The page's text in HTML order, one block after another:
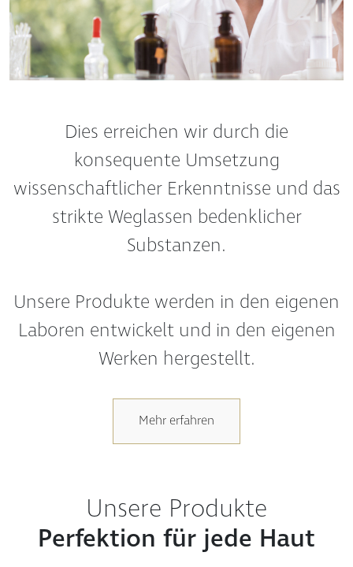
Dies erreichen wir durch die
konsequente Umsetzung
wissenschaftlicher Erkenntnisse und das
strikte Weglassen bedenklicher
Substanzen.
Unsere Produkte werden in den eigenen
Laboren entwickelt und in den eigenen
Werken hergestellt.
Mehr erfahren
Unsere Produkte
Perfektion für jede Haut